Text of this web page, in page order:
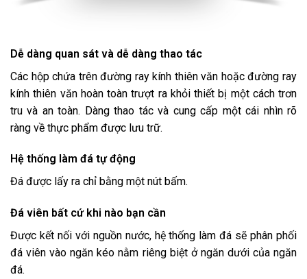
Dễ dàng quan sát và dễ dàng thao tác
Các hộp chứa trên đường ray kính thiên văn hoặc đường ray
kính thiên văn hoàn toàn trượt ra khỏi thiết bị một cách trơn
tru và an toàn. Dàng thao tác và cung cấp một cái nhìn rõ
ràng về thực phẩm được lưu trữ.
Hệ thống làm đá tự động
Đá được lấy ra chỉ bằng một nút bấm.
Đá viên bất cứ khi nào bạn cần
Được kết nối với nguồn nước, hệ thống làm đá sẽ phân phối
đá viên vào ngăn kéo nằm riêng biệt ở ngăn dưới của ngăn
đá.